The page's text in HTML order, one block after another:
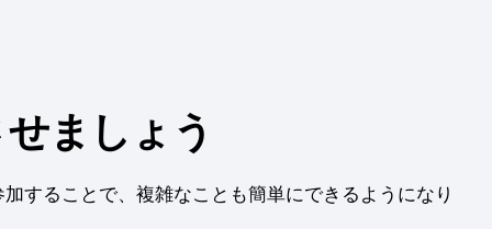
ましょう
することで、複雑なことも簡単にできるようになり